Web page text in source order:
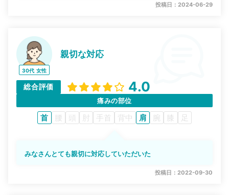
投稿日：2024-06-29
30代 女性
親切な対応
総合評価 4.0
痛みの部位
首 腰 頭 肘 手首 背中 肩 腕 膝 足
みなさんとても親切に対応していただいた
投稿日：2022-09-30